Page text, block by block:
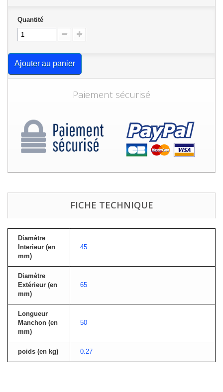
Quantité
Ajouter au panier
Paiement sécurisé
FICHE TECHNIQUE
Diamètre
Interieur (en
mm)
45
Diamètre
Extérieur (en
mm)
65
Longueur
Manchon (en
mm)
50
poids (en kg) 0.27